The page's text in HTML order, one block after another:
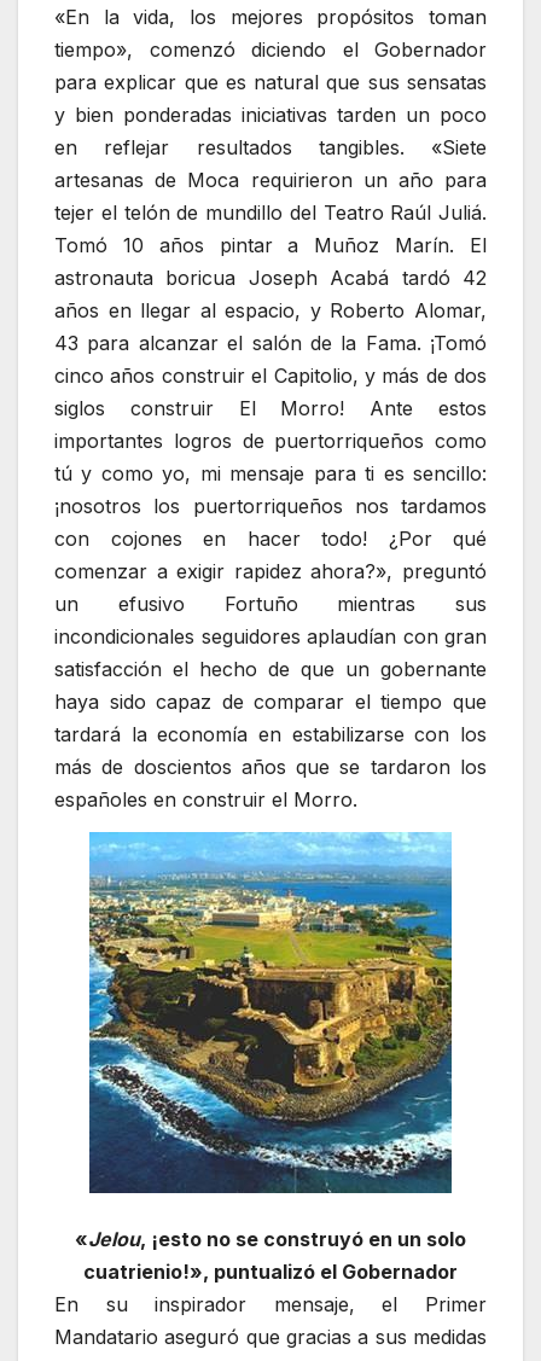
«En la vida, los mejores propósitos toman
tiempo», comenzó diciendo el Gobernador
para explicar que es natural que sus sensatas
y bien ponderadas iniciativas tarden un poco
en reflejar resultados tangibles. «Siete
artesanas de Moca requirieron un año para
tejer el telón de mundillo del Teatro Raúl Juliá.
Tomó 10 años pintar a Muñoz Marín. El
astronauta boricua Joseph Acabá tardó 42
años en llegar al espacio, y Roberto Alomar,
43 para alcanzar el salón de la Fama. ¡Tomó
cinco años construir el Capitolio, y más de dos
siglos construir El Morro! Ante estos
importantes logros de puertorriqueños como
tú y como yo, mi mensaje para ti es sencillo:
¡nosotros los puertorriqueños nos tardamos
con cojones en hacer todo! ¿Por qué
comenzar a exigir rapidez ahora?», preguntó
un efusivo Fortuño mientras sus
incondicionales seguidores aplaudían con gran
satisfacción el hecho de que un gobernante
haya sido capaz de comparar el tiempo que
tardará la economía en estabilizarse con los
más de doscientos años que se tardaron los
españoles en construir el Morro.
«Jelou, ¡esto no se construyó en un solo
cuatrienio!», puntualizó el Gobernador
En su inspirador mensaje, el Primer
Mandatario aseguró que gracias a sus medidas